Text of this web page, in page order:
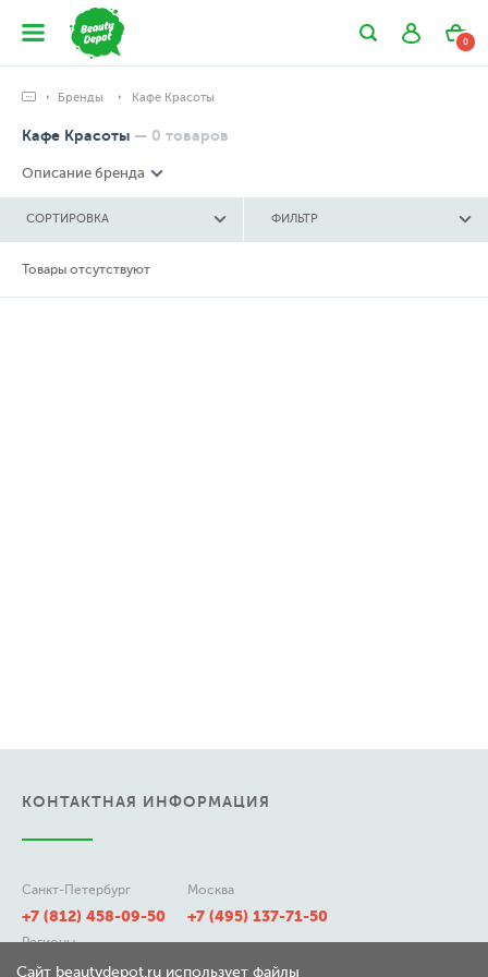
0
Бренды Кафе Красоты
Кафе Красоты — 0 товаров
Описание бренда
СОРТИРОВКА ФИЛЬТР
Товары отсутствуют
КОНТАКТНАЯ ИНФОРМАЦИЯ
Санкт-Петербург
+7 (812) 458-09-50
Москва
+7 (495) 137-71-50
Регионы
8 (800) 511-21-50
Сайт beautydepot.ru использует файлы